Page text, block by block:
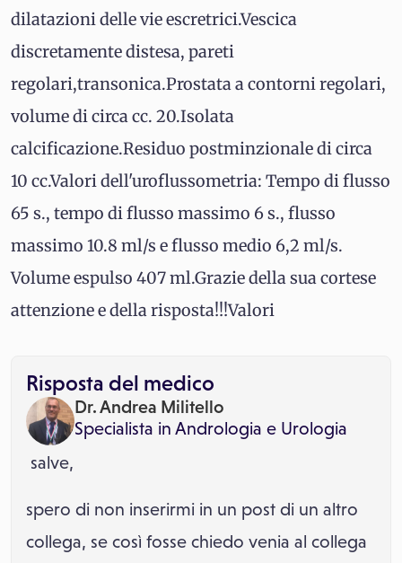
dilatazioni delle vie escretrici.Vescica
discretamente distesa, pareti
regolari,transonica.Prostata a contorni regolari,
volume di circa cc. 20.Isolata
calcificazione.Residuo postminzionale di circa
10 cc.Valori dell'uroflussometria: Tempo di flusso
65 s., tempo di flusso massimo 6 s., flusso
massimo 10.8 ml/s e flusso medio 6,2 ml/s.
Volume espulso 407 ml.Grazie della sua cortese
attenzione e della risposta!!!Valori
Risposta del medico
Dr. Andrea Militello
Specialista in Andrologia e Urologia
salve,
spero di non inserirmi in un post di un altro
collega, se così fosse chiedo venia al collega